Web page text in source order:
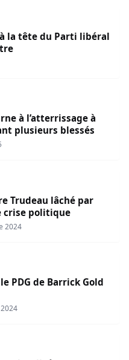
la tête du Parti libéral
à l’atterrissage à
plusieurs blessés
Trudeau lâché par
crise politique
2024
PDG de Barrick Gold